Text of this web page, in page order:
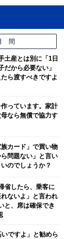
間
土産とは別に「1日
だから必要ない」
ら渡すべきですよ
っています。家計
なら無償で協力す
カード」で買い物
問題ない」と言い
のでしょうか？
省したら、乗客に
ないよ」と言われ
と、席は確保でき
ですよ」と勧めら